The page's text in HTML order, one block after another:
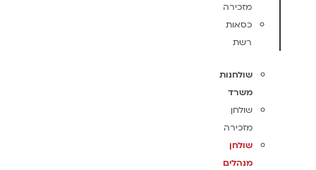
מזכירה
כסאות
רשת
שולחנות
משרד
שולחן
מזכירה
שולחן
מנהלים